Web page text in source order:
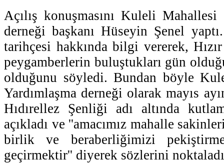
Açılış konuşmasını Kuleli Mahallesi
derneği başkanı Hüseyin Şenel
tarihçesi hakkında bilgi vererek,
peygamberlerin buluştukları gün
olduğunu söyledi. Bundan böyle
Yardımlaşma derneği olarak mayıs
Hıdırellez Şenliği adı altında
açıkladı ve ''amacımız mahalle
birlik ve beraberliğimizi
geçirmektir'' diyerek sözlerini